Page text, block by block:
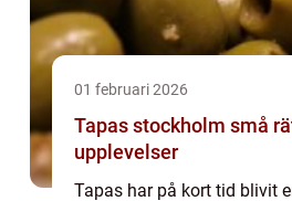
01 februari 2026
Tapas stockholm små rätter, stora
upplevelser
Tapas har på kort tid blivit